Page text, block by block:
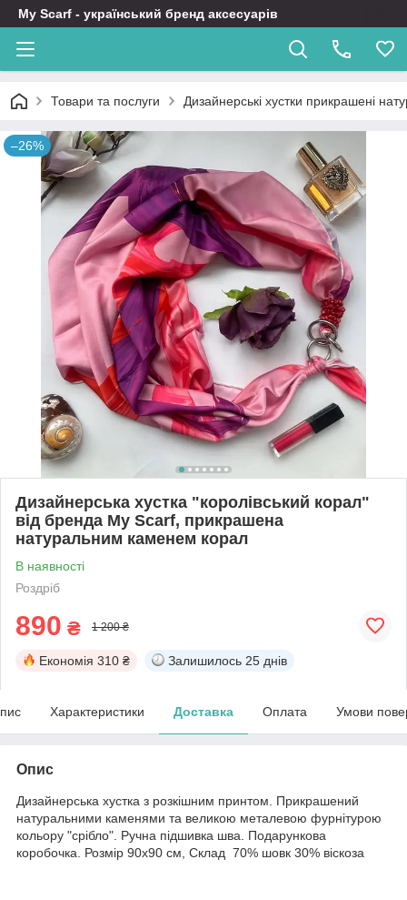
My Scarf - український бренд аксесуарів
Товари та послуги Дизайнерські хустки прикрашені
–26%
Дизайнерська хустка "королівський корал"
від бренда My Scarf, прикрашена
натуральним каменем корал
В наявності
Роздріб
890 ₴ 1 200 ₴
Економія 310 ₴ Залишилось 25 днів
Характеристики Доставка Оплата Умови
Опис
Дизайнерська хустка з розкішним принтом. Прикрашений
натуральними каменями та великою металевою фурнітурою
кольору "срібло". Ручна підшивка шва. Подарункова
коробочка. Розмір 90х90 см, Склад 70% шовк 30% віскоза